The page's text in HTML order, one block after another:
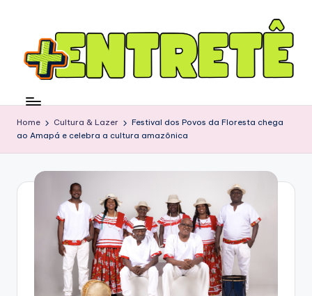
Home Cultura & Lazer
Festival dos Povos da Floresta chega
ao Amapá e celebra a cultura amazônica